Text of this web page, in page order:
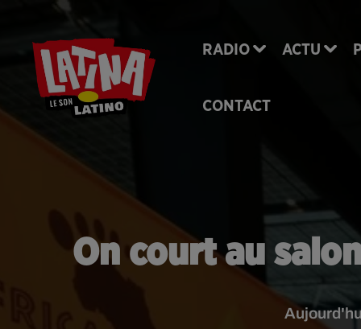
RADIO ACTU
CONTACT
On court au